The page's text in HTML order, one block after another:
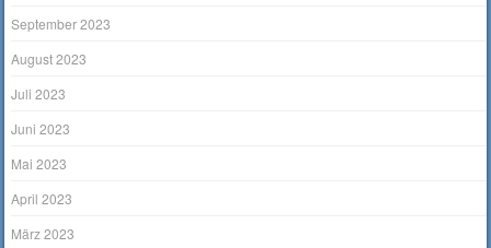
September 2023
August 2023
Juli 2023
Juni 2023
Mai 2023
April 2023
März 2023